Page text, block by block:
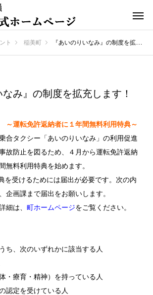
ト 稲美町 『あいのりいなみ』の制度を拡充します！
なみ』の制度を拡充します！
～運転免許返納者に１年間無料利用特典～
合タクシー「あいのりいなみ」の利用促進
故防止を図るため、４月から運転免許返納
無料利用特典を始めます。
を受けるためには届出が必要です。次の内
企画課まで届出をお願いします。
細は、 町ホームページをご覧ください。
ち、次のいずれかに該当する人
・療育・精神）を持っている人
認定を受けている人